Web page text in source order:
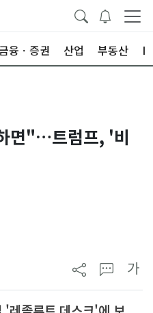
융ㆍ증권 산업 부동산
면"…트럼프, '비
가